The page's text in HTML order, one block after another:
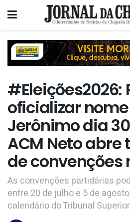
#Eleições2026:
oficializar
Jerônimo dia
ACM Neto
de convenções
As convenções partidárias
entre 20 de julho e 5 de
calendário do Tribunal